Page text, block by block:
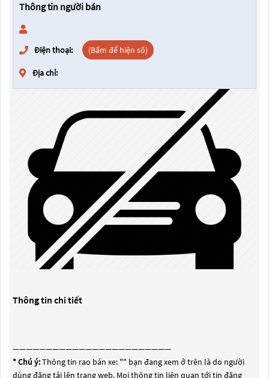
Thông tin người bán
Điện thoại: (Bấm để hiện số)
Địa chỉ:
Thông tin chi tiết
————————————————————————
* Chú ý:Thông tin rao bán xe: "" bạn đang xem ở trên là do người
dùng đăng tải lên trang web. Mọi thông tin liên quan tới tin đăng